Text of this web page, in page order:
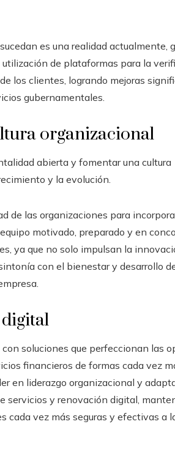
es una realidad actualmente,
de plataformas para la
los clientes, logrando mejoras
gubernamentales.
organizacional
abierta y fomentar una cultura
y la evolución.
de las organizaciones para
motivado, preparado y en
ya que no solo impulsan la
con el bienestar y desarrollo
soluciones que perfeccionan las
financieros de formas cada vez
en liderazgo organizacional y
servicios y renovación digital,
cada vez más seguras y efectivas a